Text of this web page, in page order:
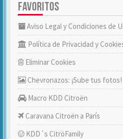
FAVORITOS
Aviso Legal y Condiciones de
Política de Privacidad y
Eliminar Cookies
Chevronazos: ¡Sube tus fotos!
Macro KDD Citroën
Caravana Citroën a París
KDD´s CitröFamily